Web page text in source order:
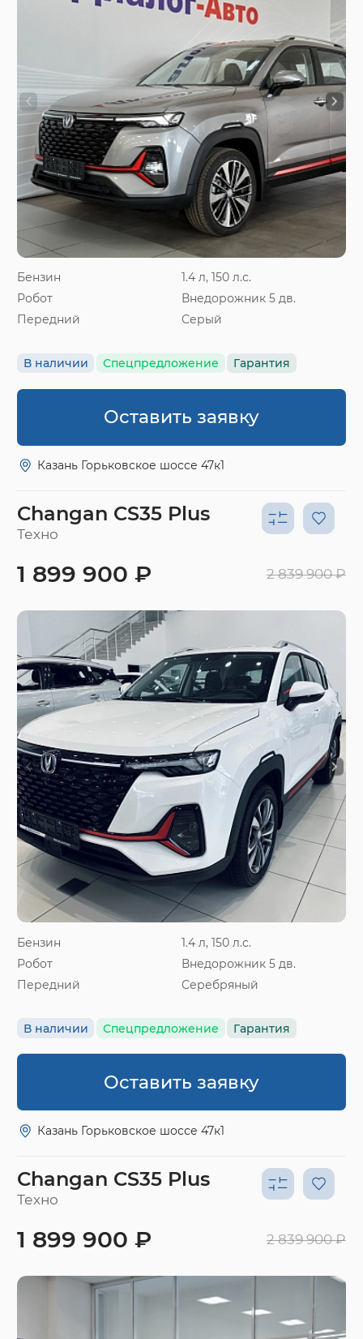
Бензин
1.4 л, 150 л.с.
Робот
Внедорожник 5 дв.
Передний
Серый
В наличии Спецпредложение Гарантия
Оставить заявку
Казань Горьковское шоссе 47к1
Changan CS35 Plus
Техно
Бензин
1.4 л, 150 л.с.
Робот
Внедорожник 5 дв.
Передний
Серебряный
В наличии Спецпредложение Гарантия
1 899 900 ₽ 2 839 900 ₽
Оставить заявку
Казань Горьковское шоссе 47к1
Changan CS35 Plus
Техно
1 899 900 ₽ 2 839 900 ₽